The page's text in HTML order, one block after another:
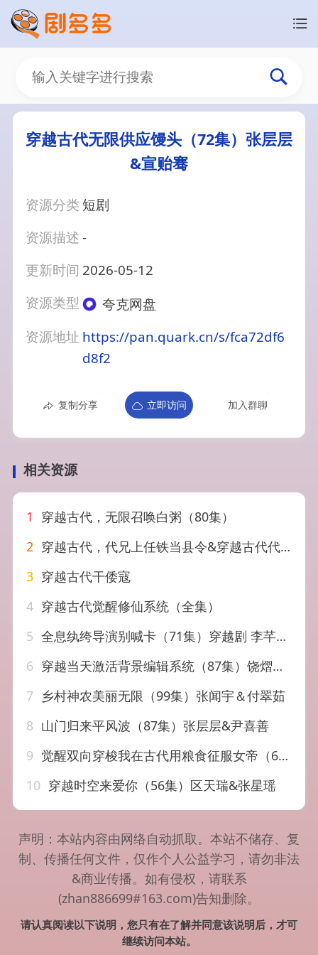
穿越古代无限供应馒头（72集）张层层
&宣贻骞
资源分类 短剧
资源描述-
更新时间 2026-05-12
资源类型
夸克网盘
资源地址 https://pan.quark.cn/s/fca72df6
d8f2
复制分享 立即访问 加入群聊
相关资源
1
穿越古代，无限召唤白粥（80集）
2 穿越古代，代兄上任铁当县令&穿越古代代兄上任铁当县令（78集）AI短剧
3 穿越古代干倭寇
4 穿越古代觉醒修仙系统（全集）
5 全息纨绔导演别喊卡（71集）穿越剧 李芊乐&张璇&吕彦霏
6 穿越当天激活背景编辑系统（87集）饶熠&宣贻骞
7 乡村神农美丽无限（99集）张闻宇＆付翠茹
8 山门归来平风波（87集）张层层&尹喜善
9 觉醒双向穿梭我在古代用粮食征服女帝（60集）张翼和&尚妙怡
10 穿越时空来爱你（56集）区天瑞&张星瑶
声明：本站内容由网络自动抓取。本站不储存、复
制、传播任何文件，仅作个人公益学习，请勿非法
&商业传播。如有侵权，请联系
(zhan886699#163.com)告知删除。
请认真阅读以下说明，您只有在了解并同意该说明后，才可
继续访问本站。